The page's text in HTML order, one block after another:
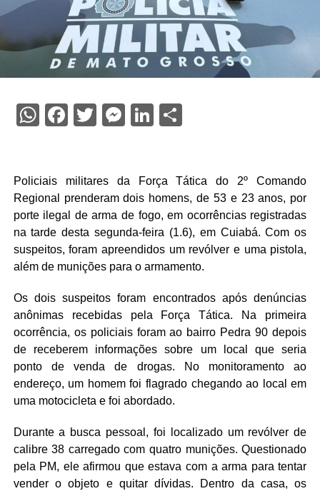
WhatsApp
Facebook
Twitter
Messenger
LinkedIn
Share
Policiais militares da Força Tática do 2º Comando
Regional prenderam dois homens, de 53 e 23 anos, por
porte ilegal de arma de fogo, em ocorrências registradas
na tarde desta segunda-feira (1.6), em Cuiabá. Com os
suspeitos, foram apreendidos um revólver e uma pistola,
além de munições para o armamento.
Os dois suspeitos foram encontrados após denúncias
anônimas recebidas pela Força Tática. Na primeira
ocorrência, os policiais foram ao bairro Pedra 90 depois
de receberem informações sobre um local que seria
ponto de venda de drogas. No monitoramento ao
endereço, um homem foi flagrado chegando ao local em
uma motocicleta e foi abordado.
Durante a busca pessoal, foi localizado um revólver de
calibre 38 carregado com quatro munições. Questionado
pela PM, ele afirmou que estava com a arma para tentar
vender o objeto e quitar dívidas. Dentro da casa, os